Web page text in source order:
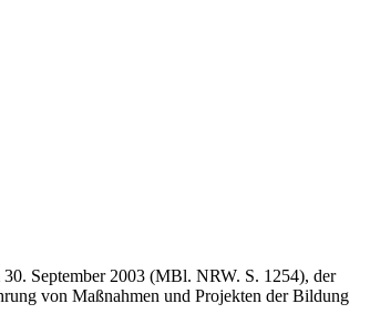
September 2003 (MBl. NRW. S. 1254), der
von Maßnahmen und Projekten der Bildung